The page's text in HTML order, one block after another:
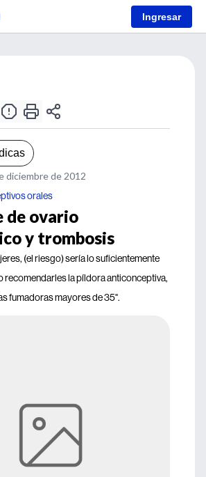
Ingresar
diciembre de 2012
orales
de ovario
y trombosis
(el riesgo) sería lo suficientemente
recomendarles la píldora anticonceptiva,
fumadoras mayores de 35".